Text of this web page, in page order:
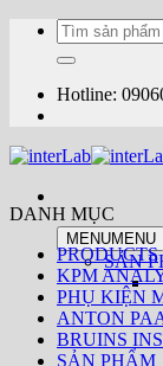
dung
Tìm
kiếm:
Hotline:
MENUMENU
SẢN
DANH MỤC
PRODUCTS
KPM
PHỤ KIỆN
ANTON
BRUINS
SẢN PHẨM